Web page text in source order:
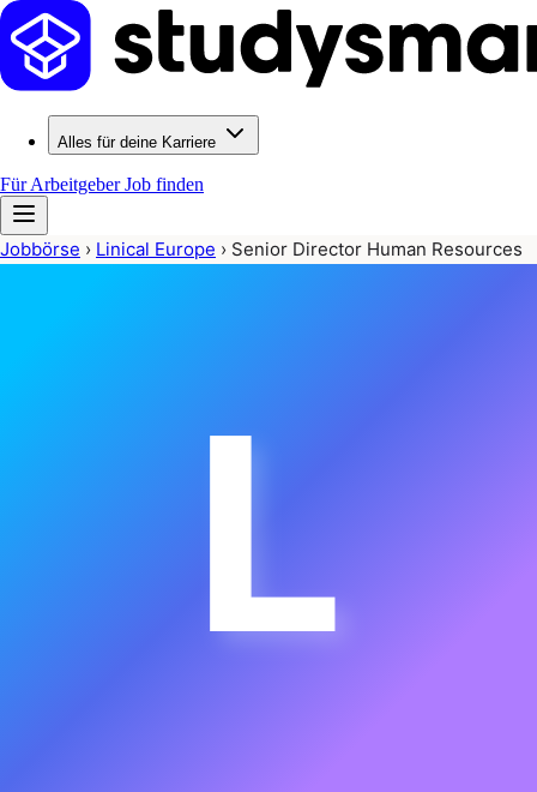
Alles für deine Karriere
Für ArbeitgeberJob finden
Jobbörse › Linical Europe › Senior Director Human Resources
L